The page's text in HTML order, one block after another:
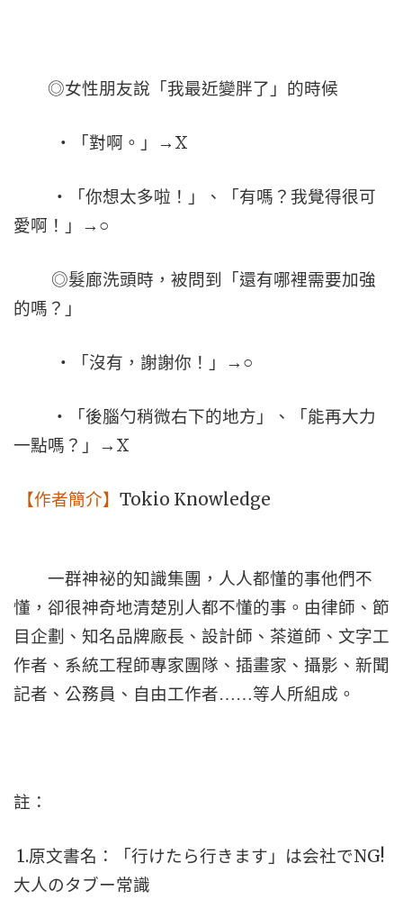
◎女性朋友說「我最近變胖了」的時候
‧「對啊。」→ X
‧「你想太多啦！」、「有嗎？我覺得很可
愛啊！」→○
◎髮廊洗頭時，被問到「還有哪裡需要加強
的嗎？」
‧「沒有，謝謝你！」→○
‧「後腦勺稍微右下的地方」、「能再大力
一點嗎？」→ X
【作者簡介】 Tokio Knowledge
一群神祕的知識集團，人人都懂的事他們不
懂，卻很神奇地清楚別人都不懂的事。由律師、節
目企劃、知名品牌廠長、設計師、茶道師、文字工
作者、系統工程師專家團隊、插畫家、攝影、新聞
記者、公務員、自由工作者……等人所組成。
註：
1.原文書名：「行けたら行きます」は会社でNG!
大人のタブー常識